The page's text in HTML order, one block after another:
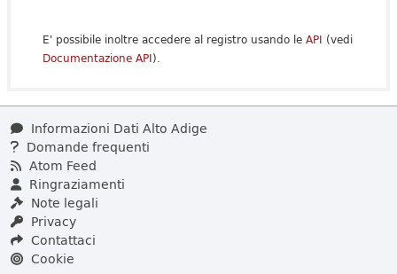
E' possibile inoltre accedere al registro usando le API (vedi
Documentazione API).
Informazioni Dati Alto Adige
Domande frequenti
Atom Feed
Ringraziamenti
Note legali
Privacy
Contattaci
Cookie